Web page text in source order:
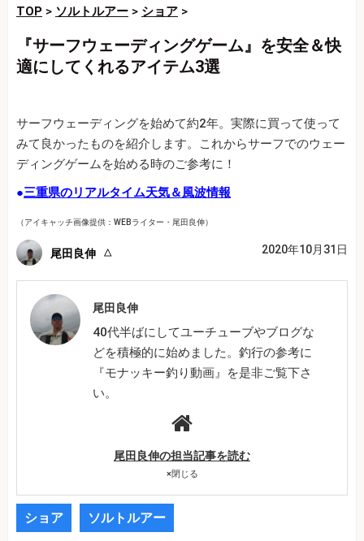
TOP > ソルトルアー > ショア >
『サーフウェーディングゲーム』を安全＆快
適にしてくれるアイテム3選
サーフウェーディングを始めて約2年。実際に買って使って
みて良かったものを紹介します。これからサーフでのウェー
ディングゲームを始める時のご参考に！
●三重県のリアルタイム天気＆風波情報
（アイキャッチ画像提供：WEBライター・尾田良伸）
尾田良伸 2020年10月31日
尾田良伸
40代半ばにしてユーチューブやブログな
どを積極的に始めました。釣行の参考に
『モナッキー釣り動画』を是非ご覧下さ
い。
尾田良伸の担当記事を読む
×閉じる
ショア ソルトルアー